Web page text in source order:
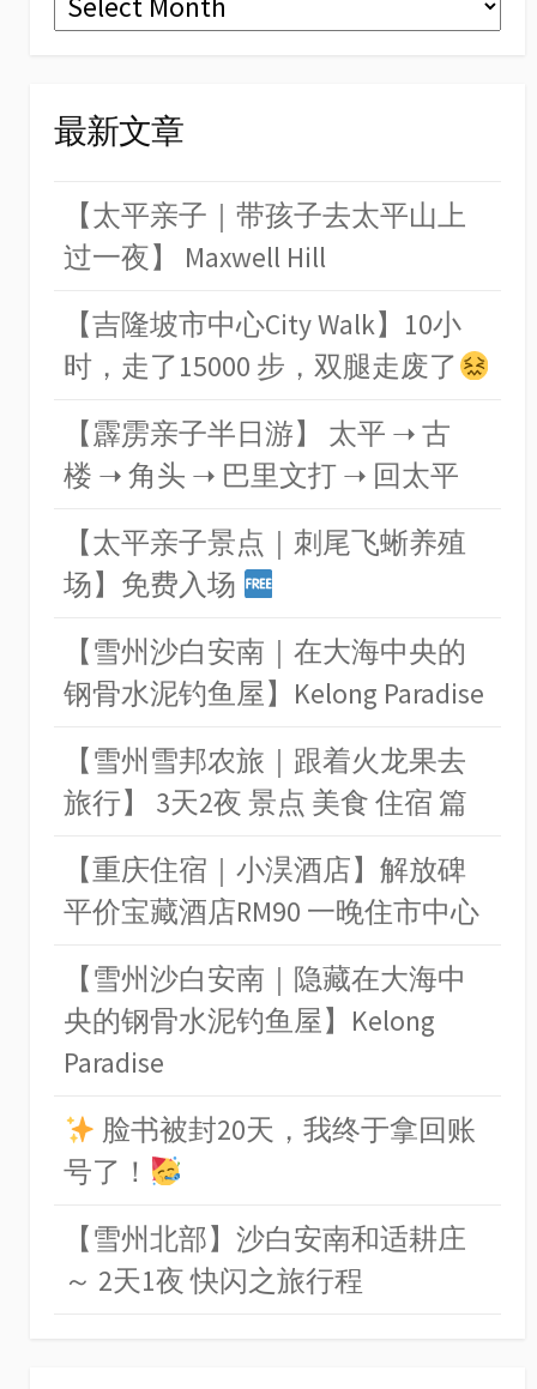
最新文章
【太平亲子｜带孩子去太平山上
过一夜】 Maxwell Hill
【吉隆坡市中心City Walk】10小
时，走了15000 步，双腿走废了
【霹雳亲子半日游】 太平 ➝ 古
楼 ➝ 角头 ➝ 巴里文打 ➝ 回太平
【太平亲子景点｜刺尾飞蜥养殖
场】免费入场
【雪州沙白安南｜在大海中央的
钢骨水泥钓鱼屋】Kelong Paradise
【雪州雪邦农旅｜跟着火龙果去
旅行】 3天2夜 景点 美食 住宿 篇
【重庆住宿｜小淏酒店】解放碑
平价宝藏酒店RM90 一晚住市中心
【雪州沙白安南｜隐藏在大海中
央的钢骨水泥钓鱼屋】Kelong
Paradise
脸书被封20天，我终于拿回账
号了！
【雪州北部】沙白安南和适耕庄
～ 2天1夜 快闪之旅行程